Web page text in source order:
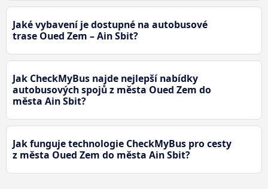
Jaké vybavení je dostupné na autobusové
trase Oued Zem – Ain Sbit?
Jak CheckMyBus najde nejlepší nabídky
autobusových spojů z města Oued Zem do
města Ain Sbit?
Jak funguje technologie CheckMyBus pro cesty
z města Oued Zem do města Ain Sbit?